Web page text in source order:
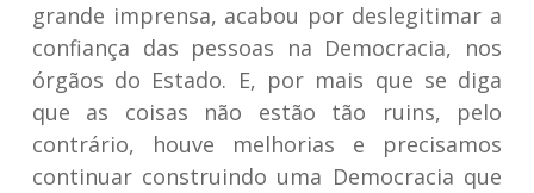
grande imprensa, acabou por deslegitimar a
confiança das pessoas na Democracia, nos
órgãos do Estado. E, por mais que se diga
que as coisas não estão tão ruins, pelo
contrário, houve melhorias e precisamos
continuar construindo uma Democracia que